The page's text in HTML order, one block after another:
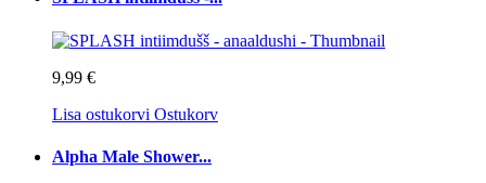
9,99 €
Lisa ostukorvi Ostukorv
Alpha Male Shower...